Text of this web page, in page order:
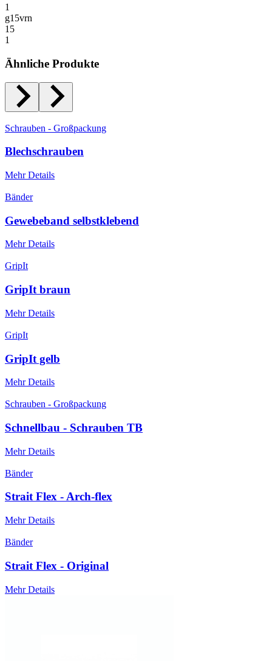
1
g15vrn
15
1
Ähnliche Produkte
Schrauben - Großpackung
Blechschrauben
Mehr Details
Bänder
Gewebeband selbstklebend
Mehr Details
GripIt
GripIt braun
Mehr Details
GripIt
GripIt gelb
Mehr Details
Schrauben - Großpackung
Schnellbau - Schrauben TB
Mehr Details
Bänder
Strait Flex - Arch-flex
Mehr Details
Bänder
Strait Flex - Original
Mehr Details